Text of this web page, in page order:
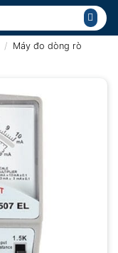
/ Máy đo dòng rò